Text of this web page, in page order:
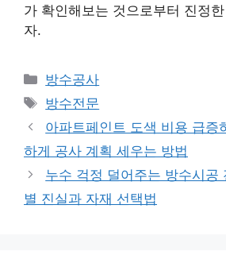
가 확인해보는 것으로부터 진정
자.
카
테
리
방수공사
태
그
방수전문
아파트페인트 도색 비용 급증
하게 공사 계획 세우는 방법
누수 걱정 덜어주는 방수시공
별 진실과 자재 선택법